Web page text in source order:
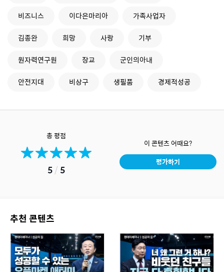
비즈니스
이다은마리아
가족사업자
김종완
희망 사랑
기부
원자력연구원
장교
군인의아내
안전지대
비상구 생필품 경제적성공
총 평점
5/ 5
이 콘텐츠 어때요?
평가하기
추천 콘텐츠